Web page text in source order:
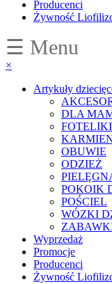
Producenci
Żywność
☰ Menu
×
Artykuły
DLA
FOTELIKI
OBUWIE
ODZIEŻ
POKOIK
POŚCIEL
WÓZKI
Wyprzedaż
Promocje
Producenci
Żywność